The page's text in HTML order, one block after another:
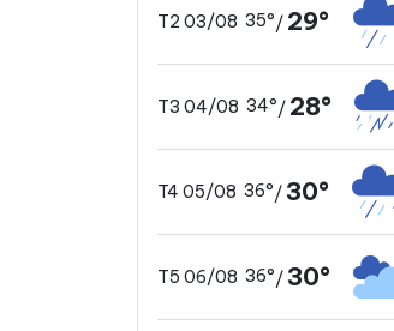
T2 03/08 35°/ 29°
T3 04/08 34°/ 28°
T4 05/08 36°/30°
T5 06/08 36°/30°